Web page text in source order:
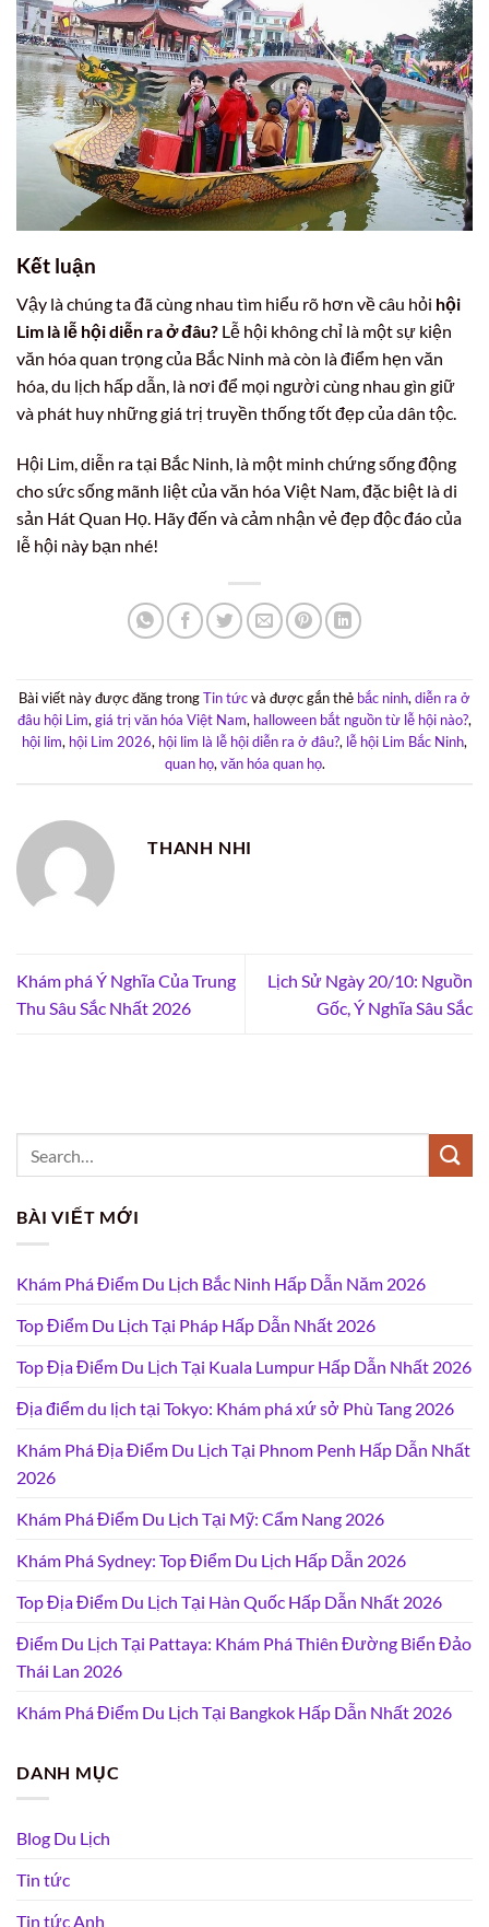
Kết luận
Vậy là chúng ta đã cùng nhau tìm hiểu rõ hơn về câu hỏi hội
Lim là lễ hội diễn ra ở đâu? Lễ hội không chỉ là một sự kiện
văn hóa quan trọng của Bắc Ninh mà còn là điểm hẹn văn
hóa, du lịch hấp dẫn, là nơi để mọi người cùng nhau gìn giữ
và phát huy những giá trị truyền thống tốt đẹp của dân tộc.
Hội Lim, diễn ra tại Bắc Ninh, là một minh chứng sống động
cho sức sống mãnh liệt của văn hóa Việt Nam, đặc biệt là di
sản Hát Quan Họ. Hãy đến và cảm nhận vẻ đẹp độc đáo của
lễ hội này bạn nhé!
Bài viết này được đăng trongTin tứcvà được gắn thẻ bắc ninh, diễn ra ở
đâu hội Lim, giá trị văn hóa Việt Nam, halloween bắt nguồn từ lễ hội nào?,
hội lim, hội Lim 2026, hội lim là lễ hội diễn ra ở đâu?, lễ hội Lim Bắc Ninh,
quan họ, văn hóa quan họ.
THANH NHI
Khám phá Ý Nghĩa Của Trung
Thu Sâu Sắc Nhất 2026
Lịch Sử Ngày 20/10: Nguồn
Gốc, Ý Nghĩa Sâu Sắc
BÀI VIẾT MỚI
Khám Phá Điểm Du Lịch Bắc Ninh Hấp Dẫn Năm 2026
Top Điểm Du Lịch Tại Pháp Hấp Dẫn Nhất 2026
Top Địa Điểm Du Lịch Tại Kuala Lumpur Hấp Dẫn Nhất 2026
Địa điểm du lịch tại Tokyo: Khám phá xứ sở Phù Tang 2026
Khám Phá Địa Điểm Du Lịch Tại Phnom Penh Hấp Dẫn Nhất
2026
Khám Phá Điểm Du Lịch Tại Mỹ: Cẩm Nang 2026
Khám Phá Sydney: Top Điểm Du Lịch Hấp Dẫn 2026
Top Địa Điểm Du Lịch Tại Hàn Quốc Hấp Dẫn Nhất 2026
Điểm Du Lịch Tại Pattaya: Khám Phá Thiên Đường Biển Đảo
Thái Lan 2026
Khám Phá Điểm Du Lịch Tại Bangkok Hấp Dẫn Nhất 2026
DANH MỤC
Blog Du Lịch
Tin tức
Tin tức Anh